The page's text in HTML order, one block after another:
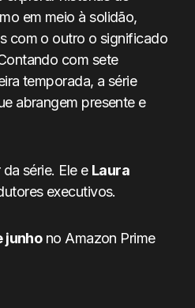
em meio à solidão,
com o outro o significado
com sete
temporada, a série
abrangem presente e
série. Ele e Laura
executivos.
junhono Amazon Prime